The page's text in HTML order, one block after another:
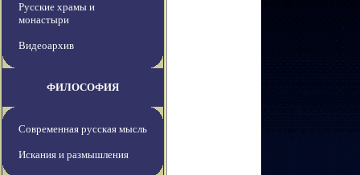
Русские храмы и
монастыри
Видеоархив
ФИЛОСОФИЯ
Современная русская мысль
Искания и размышления